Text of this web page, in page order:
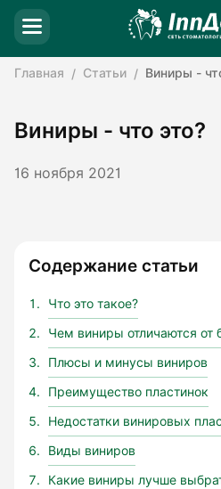
Главная Статьи Виниры -
Виниры - что это?
16 ноября 2021
Содержание статьи
Что это такое?
Чем виниры отличаются от
Плюсы и минусы виниров
Преимущество пластинок
Недостатки винировых
Виды виниров
Какие виниры лучше